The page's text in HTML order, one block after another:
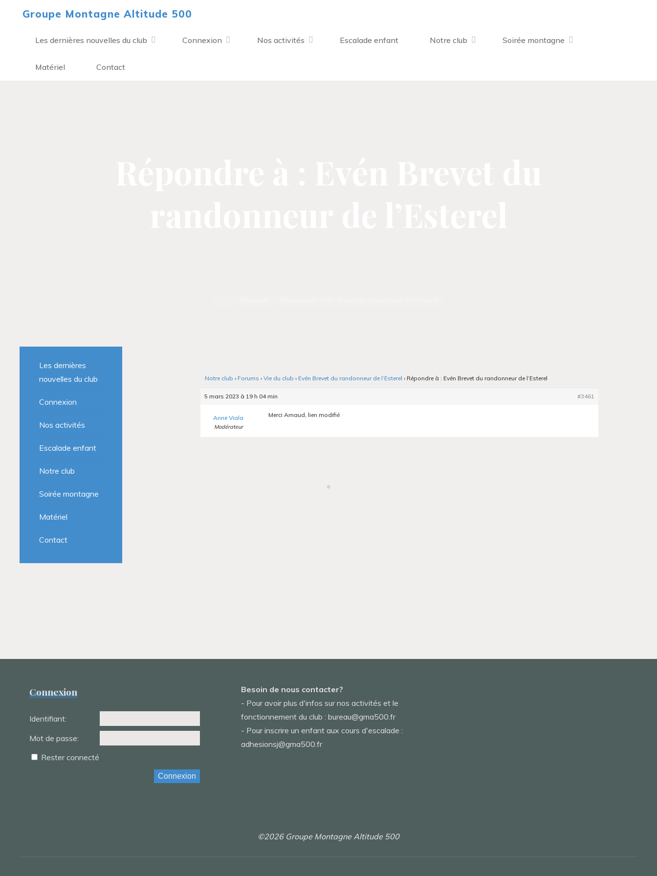
Groupe Montagne Altitude 500
Les dernières nouvelles du club Connexion Nos activités Escalade enfant Notre club Soirée montagne
Matériel Contact
Notre club › Forums › Vie du club › Evén Brevet du randonneur de l’Esterel › Répondre à : Evén Brevet du randonneur de l’Esterel
5 mars 2023 à 19 h 04 min #3461
Anne Viala
Modérateur
Merci Arnaud, lien modifié
Les dernières
nouvelles du club
Connexion
Nos activités
Escalade enfant
Notre club
Soirée montagne
Matériel
Contact
Connexion
Identifiant:
Mot de passe:
Rester connecté
Connexion
Besoin de nous contacter?
- Pour avoir plus d'infos sur nos activités et le
fonctionnement du club : bureau@gma500.fr
- Pour inscrire un enfant aux cours d'escalade :
adhesionsj@gma500.fr
©2026 Groupe Montagne Altitude 500